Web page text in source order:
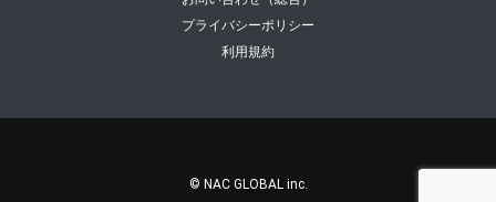
プライバシーポリシー
利用規約
© NAC GLOBAL inc.